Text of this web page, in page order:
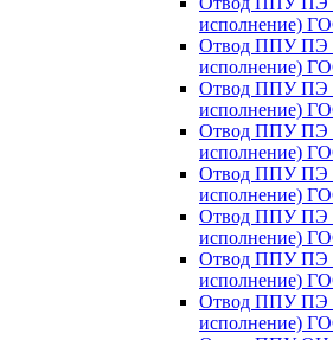
исполнение)
Отвод ППУ ПЭ
исполнение)
Отвод ППУ ПЭ
исполнение)
Отвод ППУ ПЭ
исполнение)
Отвод ППУ ПЭ
исполнение)
Отвод ППУ ПЭ
исполнение)
Отвод ППУ ПЭ
исполнение)
Отвод ППУ ПЭ
исполнение)